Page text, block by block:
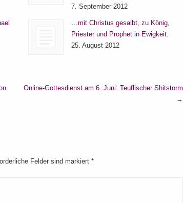
7. September 2012
…mit Christus gesalbt, zu König,
Priester und Prophet in Ewigkeit.
25. August 2012
Online-Gottesdienst am 6. Juni: Teuflischer Shitstorm
→
Felder sind markiert *